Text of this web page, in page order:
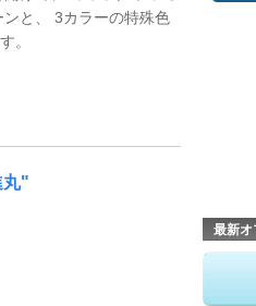
と、 3カラーの特殊色
。
丸"
最新オ